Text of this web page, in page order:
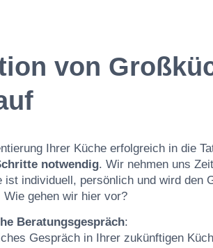
von
Ihrer Küche erfolgreich in die
notwendig. Wir nehmen uns
ist individuell, persönlich und wird den
gehen wir hier vor?
Beratungsgespräch:
Gespräch in Ihrer zukünftigen